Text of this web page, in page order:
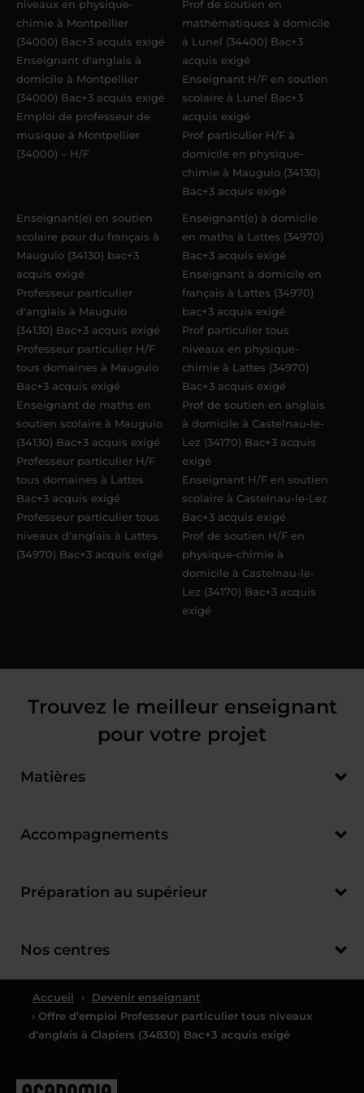
niveaux en physique-
chimie à Montpellier
(34000) Bac+3 acquis exigé
Enseignant d'anglais à
domicile à Montpellier
(34000) Bac+3 acquis exigé
Emploi de professeur de
musique à Montpellier
(34000) – H/F
Prof de soutien en
mathématiques à domicile
à Lunel (34400) Bac+3
acquis exigé
Enseignant H/F en soutien
scolaire à Lunel Bac+3
acquis exigé
Prof particulier H/F à
domicile en physique-
chimie à Mauguio (34130)
Bac+3 acquis exigé
Enseignant(e) en soutien
scolaire pour du français à
Mauguio (34130) bac+3
acquis exigé
Professeur particulier
d'anglais à Mauguio
(34130) Bac+3 acquis exigé
Professeur particulier H/F
tous domaines à Mauguio
Bac+3 acquis exigé
Enseignant de maths en
soutien scolaire à Mauguio
(34130) Bac+3 acquis exigé
Professeur particulier H/F
tous domaines à Lattes
Bac+3 acquis exigé
Professeur particulier tous
niveaux d'anglais à Lattes
(34970) Bac+3 acquis exigé
Enseignant(e) à domicile
en maths à Lattes (34970)
Bac+3 acquis exigé
Enseignant à domicile en
français à Lattes (34970)
bac+3 acquis exigé
Prof particulier tous
niveaux en physique-
chimie à Lattes (34970)
Bac+3 acquis exigé
Prof de soutien en anglais
à domicile à Castelnau-le-
Lez (34170) Bac+3 acquis
exigé
Enseignant H/F en soutien
scolaire à Castelnau-le-Lez
Bac+3 acquis exigé
Prof de soutien H/F en
physique-chimie à
domicile à Castelnau-le-
Lez (34170) Bac+3 acquis
exigé
Trouvez le meilleur enseignant
pour votre projet
Matières
Accompagnements
Préparation au supérieur
Nos centres
Accueil ›
Devenir enseignant
› Offre d’emploi Professeur particulier tous niveaux
d'anglais à Clapiers (34830) Bac+3 acquis exigé